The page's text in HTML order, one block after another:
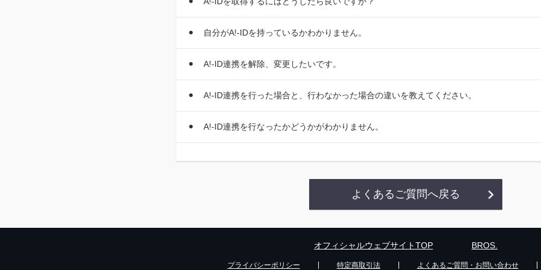
自分がA!-IDを持っているかわかりません。
A!-ID連携を解除、変更したいです。
A!-ID連携を行った場合と、行わなかった場合の違いを教えてください。
A!-ID連携を行なったかどうかがわかりません。
よくあるご質問へ戻る
オフィシャルウェブサイトTOP BROS.
プライバシーポリシー 特定商取引法 よくあるご質問・お問い合わせ